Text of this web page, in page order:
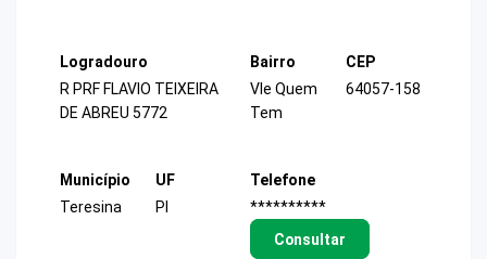
Logradouro
R PRF FLAVIO TEIXEIRA
DE ABREU 5772
Bairro
Vle Quem
Tem
CEP
64057-158
Município
Teresina
UF
PI
Telefone
**********
Consultar